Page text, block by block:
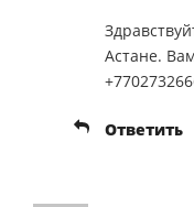
Астане.
Ответить